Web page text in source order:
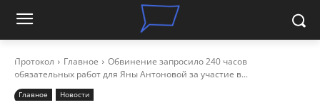
Протокол Главное
Обвинение запросило 240 часов
обязательных работ для Яны Антоновой за участие в...
Главное Новости